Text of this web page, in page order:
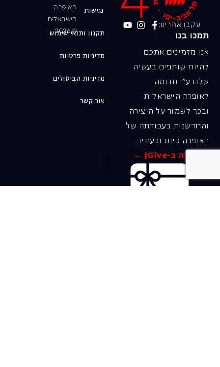
עקבו אחרינו:
תמכו בנו
אנו מזמינים אתכם
להיות שותפים בעשיה
שלנו ע"י תרומה
לאופרה הישראלית
ובכך לשמור על היצירה
והחדשנות בעבודתה של
האופרה כיום ובעתיד.
לתרומה ב-JGive ←
האופרה
הישראלית
© 2026
נגישות
תקנון ותנאי שימוש
מדיניות פרטיות
מדיניות הביטולים
צור קשר